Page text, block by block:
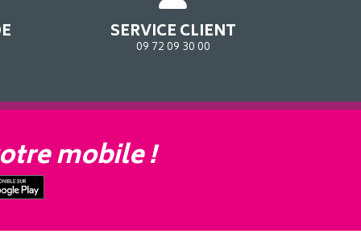
SERVICE CLIENT
09 72 09 30 00
mobile !